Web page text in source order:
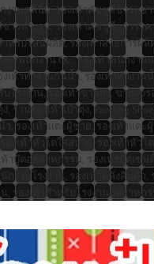
านคลินิก, รองเท้าคัชชูสีขาวพ
ทำงาน, รองเท้าคัชชูสีขาวรา
รับไลน์ผลิต, รองเท้าสายการผ
าพนักงาน QC, รองเท้าพนักง
ท้าทำงานกันน้ำ, รองเท้าทำงา
งาน, รองเท้าขายส่ง, ขายส่งร
องเท้าเป๋าตุง, Paotung
, รองเท้าแตะผู้ชาย, รองเท้าแ
งเท้าหัวโตใส่สบาย, รองเท้าหั
บู๊ตอุตสาหกรรม, รองเท้าบู๊ตเซฟ
งานโรงงาน, รองเท้าคลังสินค้
, รองเท้าสำหรับโรงงานอุตสาหกร